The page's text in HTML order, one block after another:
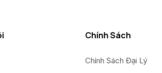
Chính Sách
Chính Sách Đại Lý